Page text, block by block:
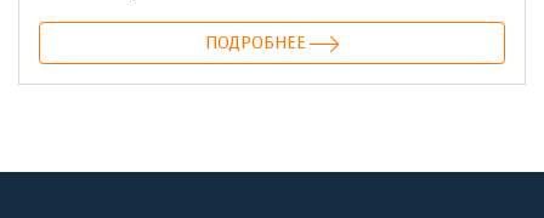
ПОДРОБНЕЕ